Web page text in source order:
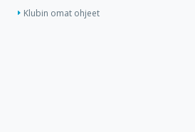
Klubin omat ohjeet